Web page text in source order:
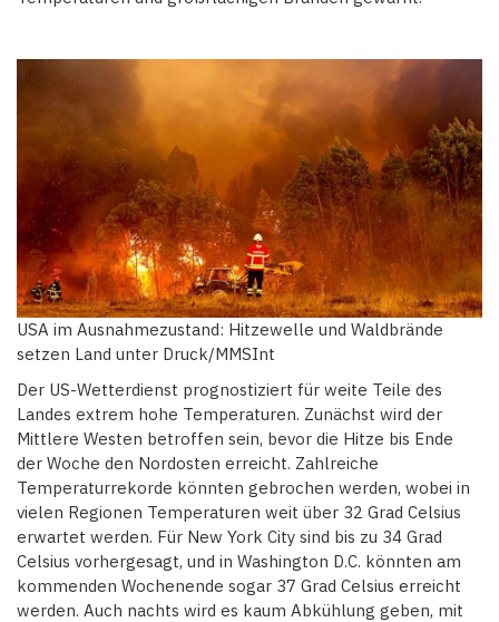
USA im Ausnahmezustand: Hitzewelle und Waldbrände
setzen Land unter Druck/MMSInt
Der US-Wetterdienst prognostiziert für weite Teile des
Landes extrem hohe Temperaturen. Zunächst wird der
Mittlere Westen betroffen sein, bevor die Hitze bis Ende
der Woche den Nordosten erreicht. Zahlreiche
Temperaturrekorde könnten gebrochen werden, wobei in
vielen Regionen Temperaturen weit über 32 Grad Celsius
erwartet werden. Für New York City sind bis zu 34 Grad
Celsius vorhergesagt, und in Washington D.C. könnten am
kommenden Wochenende sogar 37 Grad Celsius erreicht
werden. Auch nachts wird es kaum Abkühlung geben, mit